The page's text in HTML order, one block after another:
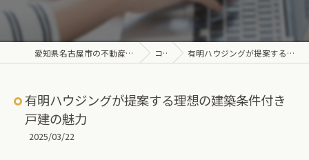
愛知県名古屋市の不動産なら株式会社有明ハウジング コラム 有明ハウジングが提案する理想の建築条件付き戸建の魅力
有明ハウジングが提案する理想の建築条件付き
戸建の魅力
2025/03/22